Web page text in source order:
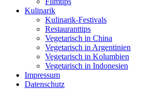
Kulinarik
Kulinarik-Festivals
Restauranttips
Vegetarisch in China
Vegetarisch in Argentinien
Vegetarisch in Kolumbien
Vegetarisch in Indonesien
Impressum
Datenschutz